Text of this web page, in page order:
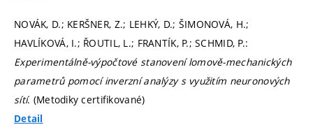
NOVÁK, D.; KERŠNER, Z.; LEHKÝ, D.; ŠIMONOVÁ, H.;
HAVLÍKOVÁ, I.; ŘOUTIL, L.; FRANTÍK, P.; SCHMID, P.:
Experimentálně-výpočtové stanovení lomově-mechanických
parametrů pomocí inverzní analýzy s využitím neuronových
sítí. (Metodiky certifikované)
Detail